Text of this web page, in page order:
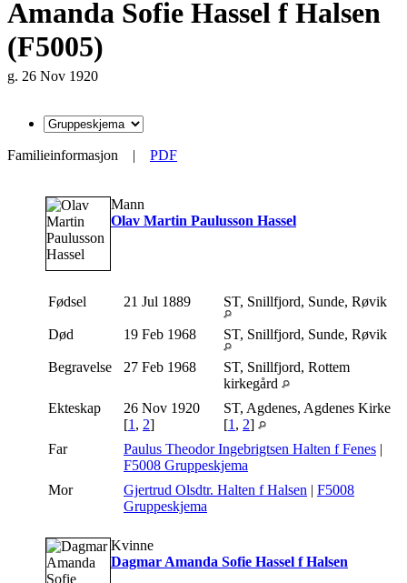
Amanda Sofie Hassel f Halsen
(F5005)
g. 26 Nov 1920
Familieinformasjon | PDF
Mann
Olav Martin Paulusson Hassel
Fødsel 21 Jul 1889 ST, Snillfjord, Sunde, Røvik
Død 19 Feb 1968 ST, Snillfjord, Sunde, Røvik
Begravelse 27 Feb 1968
ST, Snillfjord, Rottem
kirkegård
Ekteskap
26 Nov 1920
[1, 2]
ST, Agdenes, Agdenes Kirke
[1, 2]
Far
Paulus Theodor Ingebrigtsen Halten f Fenes |
F5008 Gruppeskjema
Mor
Gjertrud Olsdtr. Halten f Halsen | F5008
Gruppeskjema
Kvinne
Dagmar Amanda Sofie Hassel f Halsen